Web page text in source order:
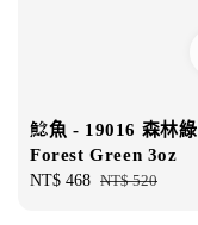
鯰魚 - 19016 森林綠
Forest Green 3oz
Sale
NT$ 468 Regular
NT$ 520